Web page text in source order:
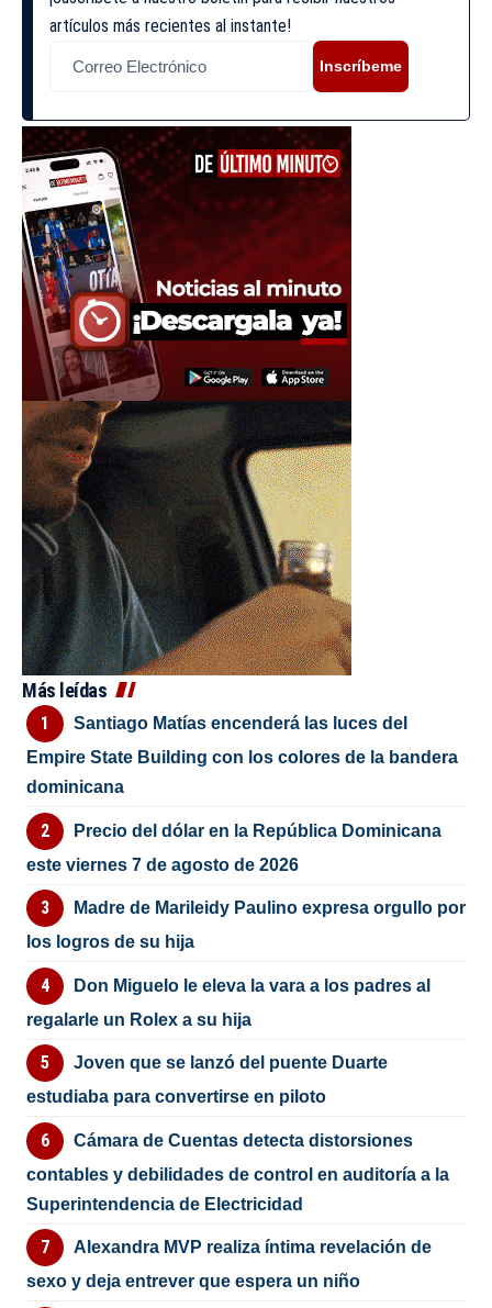
artículos más recientes al instante!
Inscríbeme
Más leídas
Santiago Matías encenderá las luces del
Empire State Building con los colores de la bandera
dominicana
Precio del dólar en la República Dominicana
este viernes 7 de agosto de 2026
Madre de Marileidy Paulino expresa orgullo por
los logros de su hija
Don Miguelo le eleva la vara a los padres al
regalarle un Rolex a su hija
Joven que se lanzó del puente Duarte
estudiaba para convertirse en piloto
Cámara de Cuentas detecta distorsiones
contables y debilidades de control en auditoría a la
Superintendencia de Electricidad
Alexandra MVP realiza íntima revelación de
sexo y deja entrever que espera un niño